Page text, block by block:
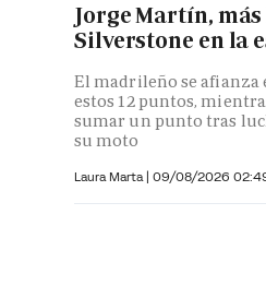
Jorge Martín,
Silverstone en la
El madrileño se
estos 12 puntos,
sumar un punto tras
su moto
Laura Marta | 09/08/2026